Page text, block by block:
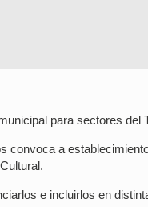
para sectores del
convoca a
e incluirlos en